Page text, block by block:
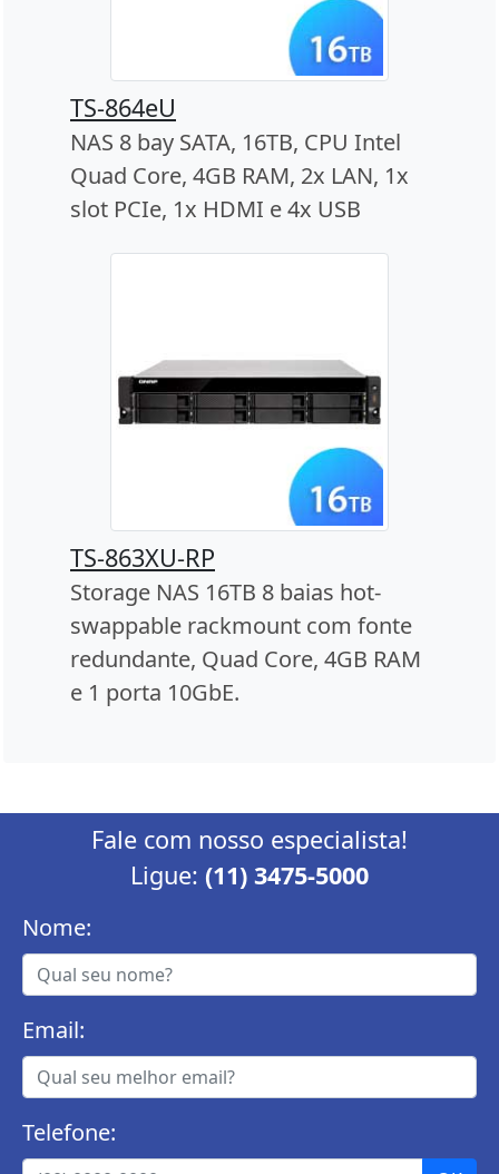
TS-864eU
NAS 8 bay SATA, 16TB, CPU Intel
Quad Core, 4GB RAM, 2x LAN, 1x
slot PCIe, 1x HDMI e 4x USB
TS-863XU-RP
Storage NAS 16TB 8 baias hot-
swappable rackmount com fonte
redundante, Quad Core, 4GB RAM
e 1 porta 10GbE.
Fale com nosso especialista!
Ligue: (11) 3475-5000
Nome:
Email:
Telefone: